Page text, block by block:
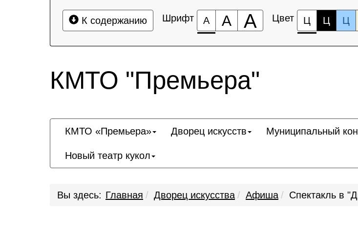
К содержанию Шрифт А А А Цвет Ц Ц Ц
КМТО "Премьера"
КМТО «Премьера» Дворец искусств Муниципальный
Новый театр кукол
Вы здесь: Главная Дворец искусства Афиша Спектакль в